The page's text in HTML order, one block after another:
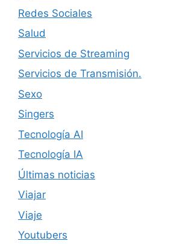
Redes Sociales
Salud
Servicios de Streaming
Servicios de Transmisión.
Sexo
Singers
Tecnología AI
Tecnología IA
Últimas noticias
Viajar
Viaje
Youtubers